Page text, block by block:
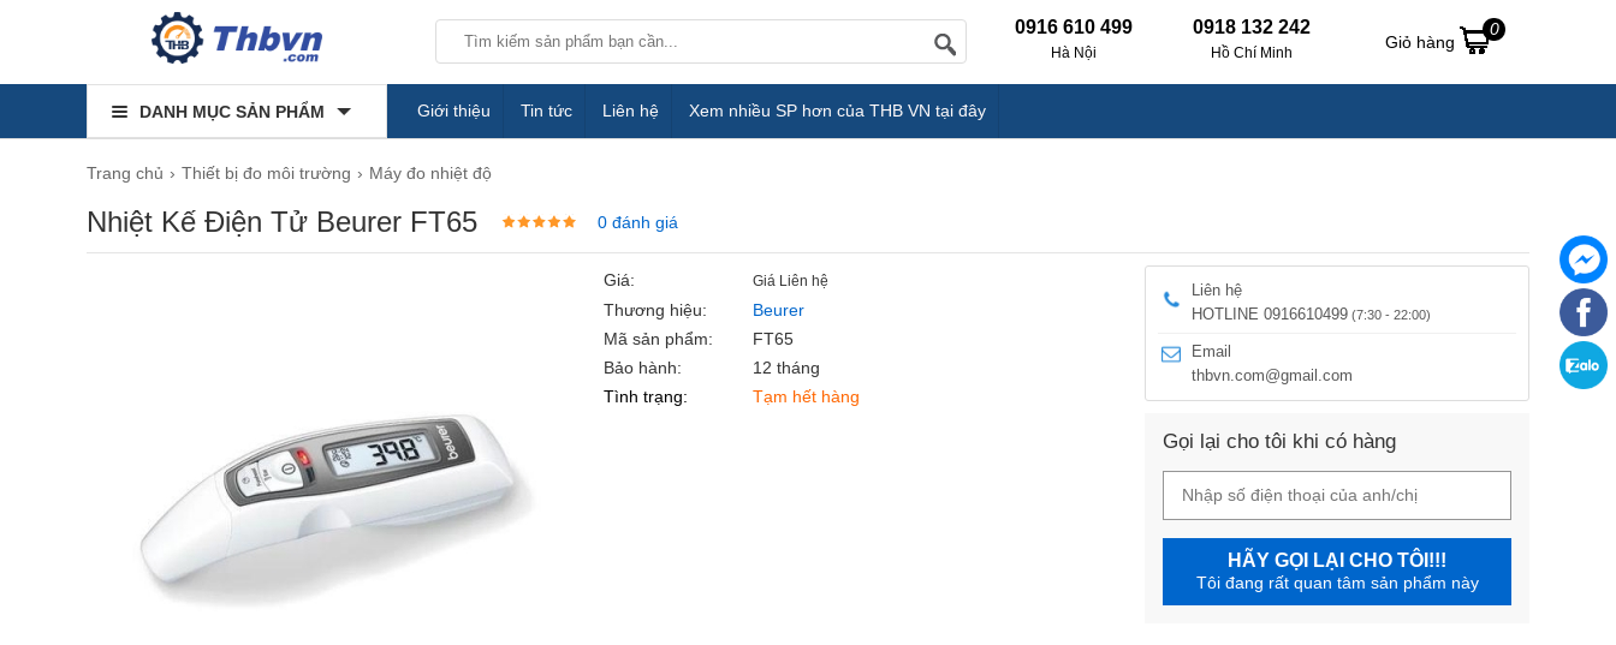
0916 610 499
Hà Nội
0918 132 242
Hồ Chí Minh
Giỏ hàng
0
DANH MỤC SẢN PHẨM Giới thiệu Tin tức Liên hệ Xem nhiều SP hơn của THB VN tại đây
Trang chủ Thiết bị đo môi trường ​Máy đo nhiệt độ
Nhiệt Kế Điện Tử Beurer FT65 0 đánh giá
Giá: Giá Liên hệ
Thương hiệu:
Beurer
Mã sản phẩm:
FT65
Bảo hành:
12 tháng
Tình trạng:
Tạm hết hàng
Liên hệ
HOTLINE 0916610499 (7:30 - 22:00)
Email
thbvn.com@gmail.com
Gọi lại cho tôi khi có hàng
HÃY GỌI LẠI CHO TÔI!!!
Tôi đang rất quan tâm sản phẩm này